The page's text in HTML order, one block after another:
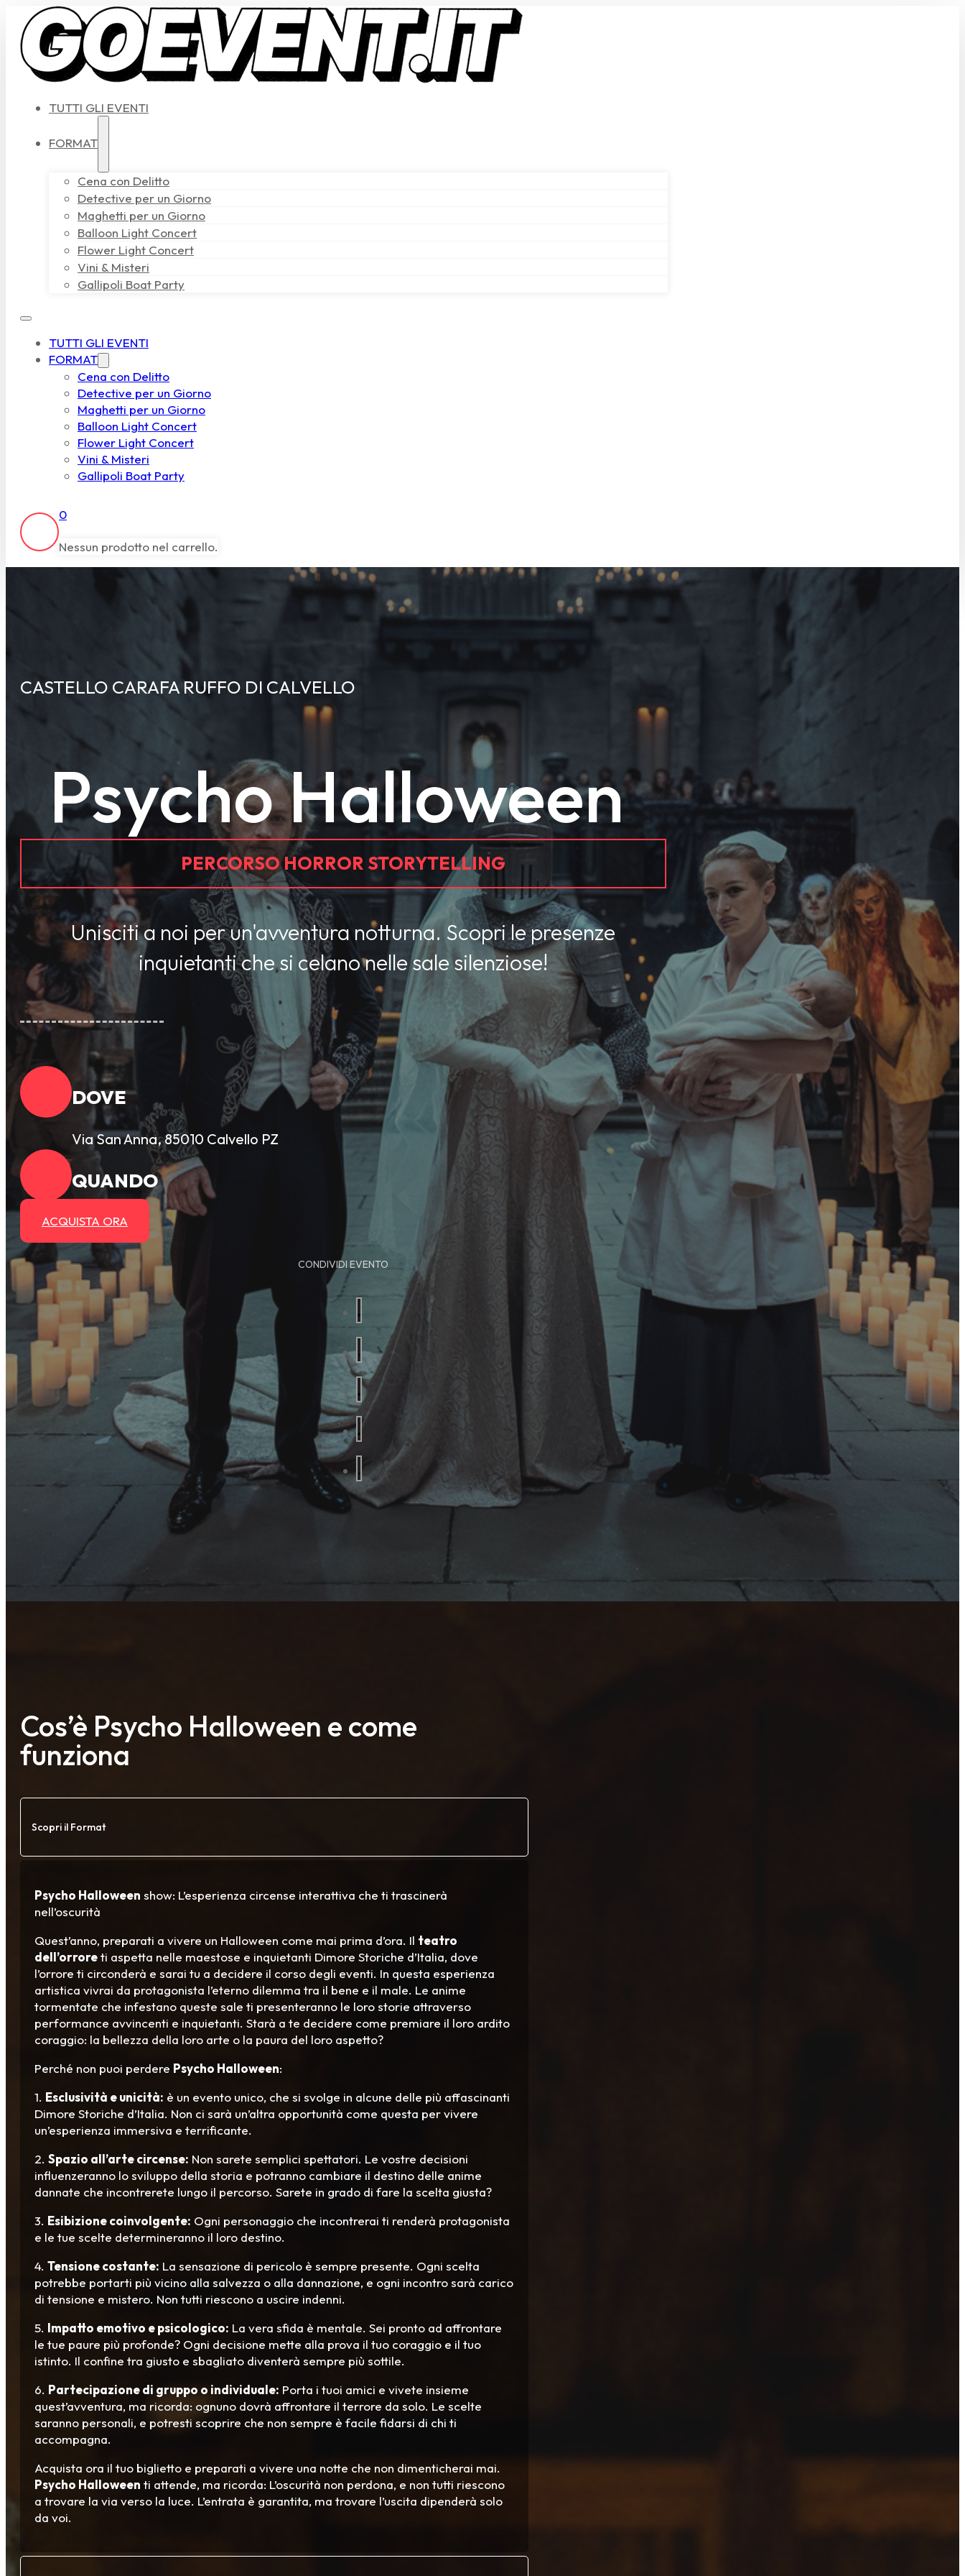
TUTTI GLI EVENTI
FORMAT
Cena con Delitto
Detective per un Giorno
Maghetti per un Giorno
Balloon Light Concert
Flower Light Concert
Vini & Misteri
Gallipoli Boat Party
TUTTI GLI EVENTI
FORMAT
Cena con Delitto
Detective per un Giorno
Maghetti per un Giorno
Balloon Light Concert
Flower Light Concert
Vini & Misteri
Gallipoli Boat Party
0
Nessun prodotto nel carrello.
CASTELLO CARAFA RUFFO DI CALVELLO
Psycho Halloween
PERCORSO HORROR STORYTELLING
Unisciti a noi per un'avventura notturna. Scopri le presenze
inquietanti che si celano nelle sale silenziose!
DOVE
Via San Anna, 85010 Calvello PZ
QUANDO
ACQUISTA ORA
CONDIVIDI EVENTO
Cos’è Psycho Halloween e come
funziona
Scopri il Format
Psycho Halloween show: L’esperienza circense interattiva che ti trascinerà
nell’oscurità
Quest’anno, preparati a vivere un Halloween come mai prima d’ora. Il teatro
dell’orroreti aspetta nelle maestose e inquietanti Dimore Storiche d’Italia, dove
l’orrore ti circonderà e sarai tu a decidere il corso degli eventi. In questa esperienza
artistica vivrai da protagonista l’eterno dilemma tra il bene e il male. Le anime
tormentate che infestano queste sale ti presenteranno le loro storie attraverso
performance avvincenti e inquietanti. Starà a te decidere come premiare il loro ardito
coraggio: la bellezza della loro arte o la paura del loro aspetto?
Perché non puoi perdere Psycho Halloween:
1. Esclusività e unicità: è un evento unico, che si svolge in alcune delle più affascinanti
Dimore Storiche d’Italia. Non ci sarà un’altra opportunità come questa per vivere
un’esperienza immersiva e terrificante.
2. Spazio all’arte circense: Non sarete semplici spettatori. Le vostre decisioni
influenzeranno lo sviluppo della storia e potranno cambiare il destino delle anime
dannate che incontrerete lungo il percorso. Sarete in grado di fare la scelta giusta?
3. Esibizione coinvolgente: Ogni personaggio che incontrerai ti renderà protagonista
e le tue scelte determineranno il loro destino.
4. Tensione costante: La sensazione di pericolo è sempre presente. Ogni scelta
potrebbe portarti più vicino alla salvezza o alla dannazione, e ogni incontro sarà carico
di tensione e mistero. Non tutti riescono a uscire indenni.
5. Impatto emotivo e psicologico: La vera sfida è mentale. Sei pronto ad affrontare
le tue paure più profonde? Ogni decisione mette alla prova il tuo coraggio e il tuo
istinto. Il confine tra giusto e sbagliato diventerà sempre più sottile.
6. Partecipazione di gruppo o individuale: Porta i tuoi amici e vivete insieme
quest’avventura, ma ricorda: ognuno dovrà affrontare il terrore da solo. Le scelte
saranno personali, e potresti scoprire che non sempre è facile fidarsi di chi ti
accompagna.
Acquista ora il tuo biglietto e preparati a vivere una notte che non dimenticherai mai.
Psycho Halloween ti attende, ma ricorda: L’oscurità non perdona, e non tutti riescono
a trovare la via verso la luce. L’entrata è garantita, ma trovare l’uscita dipenderà solo
da voi.